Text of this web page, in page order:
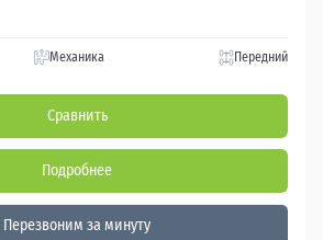
Механика Передний
Сравнить
Подробнее
Перезвоним за минуту